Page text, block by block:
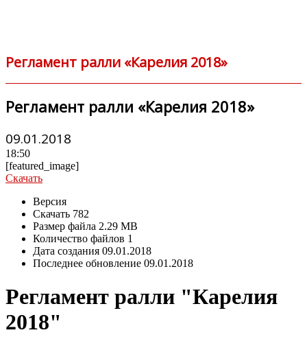
Регламент ралли «Карелия 2018»
Регламент ралли «Карелия 2018»
09.01.2018
18:50
[featured_image]
Скачать
Версия
Скачать 782
Размер файла 2.29 MB
Количество файлов 1
Дата создания 09.01.2018
Последнее обновление 09.01.2018
Регламент ралли "Карелия
2018"